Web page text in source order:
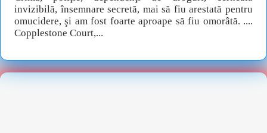
invizibilă, însemnare secretă, mai să fiu arestată pentru
omucidere, şi am fost foarte aproape să fiu omorâtă. ....
Copplestone Court,...